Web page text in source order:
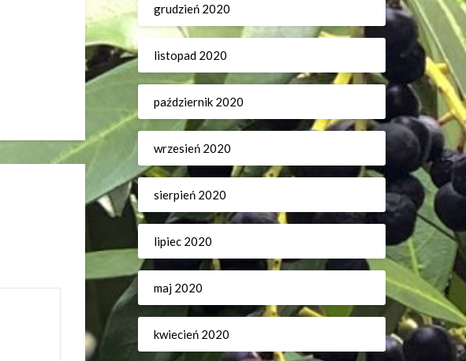
grudzień 2020
listopad 2020
październik 2020
wrzesień 2020
sierpień 2020
lipiec 2020
maj 2020
kwiecień 2020